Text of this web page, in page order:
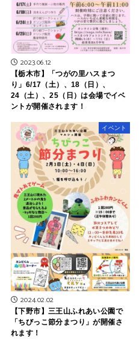
2023.06.12
【栃木市】「つがの里ハスまつ
り」6/17（土）、18（日）、
24（土）、25（日）は会場でイベ
ントが開催されます！
イベント
2024.02.02
【下野市】三王山ふれあい公園で
「ちびっこ節分まつり」が開催さ
れます！